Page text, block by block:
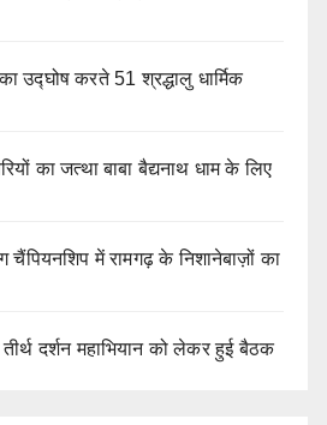
उद्घोष करते 51 श्रद्धालु धार्मिक
का जत्था बाबा बैद्यनाथ धाम के लिए
चैंपियनशिप में रामगढ़ के निशानेबाज़ों का
दर्शन महाभियान को लेकर हुई बैठक